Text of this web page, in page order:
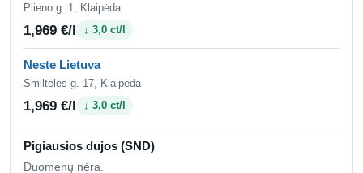
Plieno g. 1, Klaipėda
1,969 €/l ↓ 3,0 ct/l
Neste Lietuva
Smiltelės g. 17, Klaipėda
1,969 €/l ↓ 3,0 ct/l
Pigiausios dujos (SND)
Duomenų nėra.